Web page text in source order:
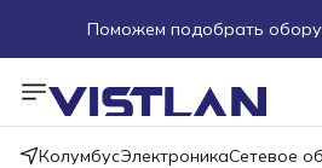
Поможем подобрать
Пуско-наладочные
Пришлите запрос на e-
КолумбусЭлектроникаСетевое